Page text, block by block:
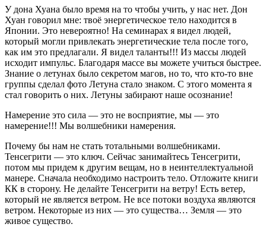
У дона Хуана было время на то чтобы учить, у нас нет. Дон
Хуан говорил мне: твоё энергетическое тело находится в
Японии. Это невероятно! На семинарах я видел людей,
который могли привлекать энергетические тела после того,
как им это предлагали. Я видел таланты!!! Из массы людей
исходит импульс. Благодаря массе вы можете учиться быстрее.
Знание о летунах было секретом магов, но то, что кто-то вне
группы сделал фото Летуна стало знаком. С этого момента я
стал говорить о них. Летуны забирают наше осознание!
Намерение это сила — это не восприятие, мы — это
намерение!!! Мы волшебники намерения.
Почему бы нам не стать тотальными волшебниками.
Тенсегрити — это ключ. Сейчас занимайтесь Тенсегрити,
потом мы придем к другим вещам, но в неинтеллектуальной
манере. Сначала необходимо настроить тело. Отложите книги
КК в сторону. Не делайте Тенсегрити на ветру! Есть ветер,
который не является ветром. Не все потоки воздуха являются
ветром. Некоторые из них — это существа… Земля — это
живое существо.